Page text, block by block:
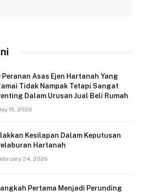
Peranan Asas Ejen Hartanah Yang
Tidak Nampak Tetapi Sangat
Dalam Urusan Jual Beli Rumah
15, 2026
Kesilapan Dalam Keputusan
Hartanah
24, 2026
Pertama Menjadi Perunding